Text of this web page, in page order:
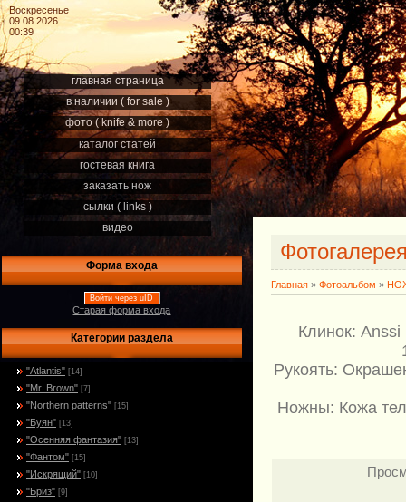
Воскресенье
09.08.2026
00:39
главная страница
в наличии ( for sale )
фото ( knife & more )
каталог статей
гостевая книга
заказать нож
сылки ( links )
видео
Форма входа
Войти через uID
Старая форма входа
Категории раздела
"Atlantis" [14]
"Mr. Brown" [7]
"Northern patterns" [15]
"Буян" [13]
"Осенняя фантазия" [13]
"Фантом" [15]
"Искрящий" [10]
"Бриз" [9]
Главная » Фотоальбом »
Клинок: Anssi
Рукоять:
Ножны: Кожа